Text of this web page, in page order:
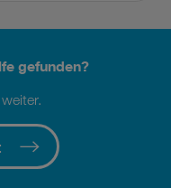
gefunden?